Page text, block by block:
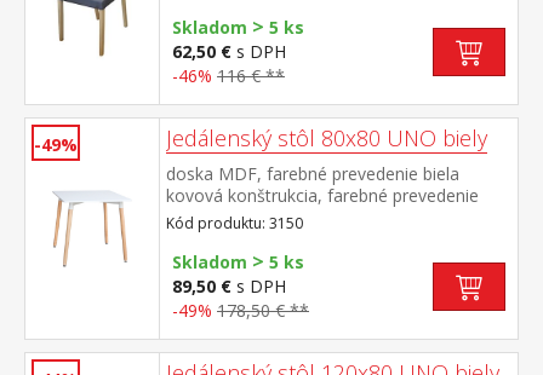
Skladom > 5 ks
62,50 € s DPH
-46% 116 € **
-49% Jedálenský stôl 80x80 UNO biely
doska MDF, farebné prevedenie biela
kovová konštrukcia, farebné prevedenie
biela okrúhle nohy, materiál masív buk
nastaviteľné plastové klzáky s
pochrómovanou krytkou
Kód produktu: 3150
Skladom > 5 ks
89,50 € s DPH
-49% 178,50 € **